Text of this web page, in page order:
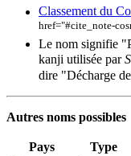
Classement du
href="#cite_note-
Le nom signifie
kanji utilisée par
dire "Décharge
Autres noms possibles
Pays Type